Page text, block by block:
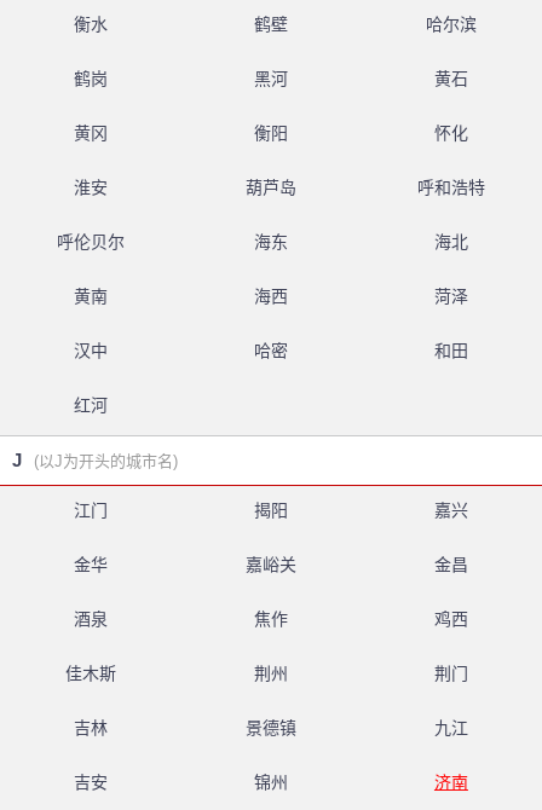
衡水 鹤壁 哈尔滨
鹤岗 黑河 黄石
黄冈 衡阳 怀化
淮安 葫芦岛 呼和浩特
呼伦贝尔 海东 海北
黄南 海西 菏泽
汉中 哈密 和田
红河
J (以J为开头的城市名)
江门 揭阳 嘉兴
金华 嘉峪关 金昌
酒泉 焦作 鸡西
佳木斯 荆州 荆门
吉林 景德镇 九江
吉安 锦州 济南